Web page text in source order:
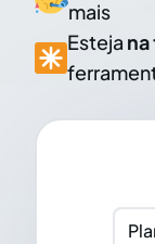
mais
Esteja